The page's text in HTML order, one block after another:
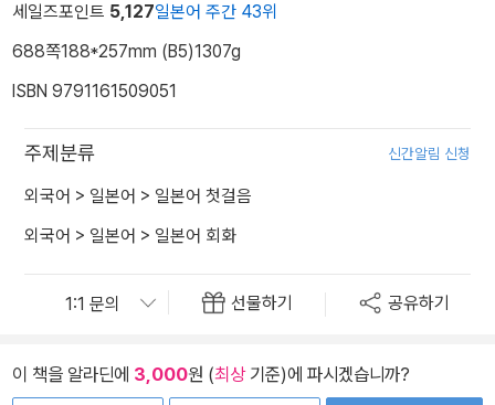
세일즈포인트 5,127일본어 주간 43위
688쪽188*257mm (B5)1307g
ISBN 9791161509051
주제분류 신간알림 신청
외국어 > 일본어 > 일본어 첫걸음
외국어 > 일본어 > 일본어 회화
선물하기 공유하기
이 책을 알라딘에 3,000원 (최상기준)에 파시겠습니까?